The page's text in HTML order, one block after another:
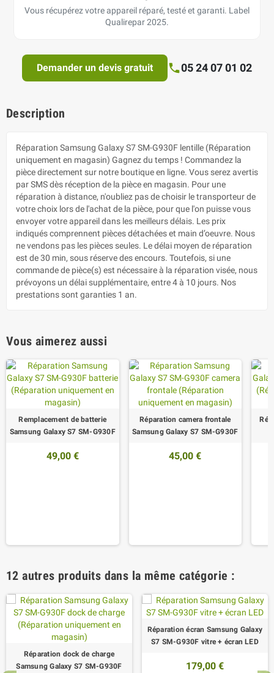
Vous récupérez votre appareil réparé, testé et garanti. Label
Qualirepar 2025.
Demander un devis gratuit 05 24 07 01 02
Description
Réparation Samsung Galaxy S7 SM-G930F lentille (Réparation
uniquement en magasin) Gagnez du temps ! Commandez la
pièce directement sur notre boutique en ligne. Vous serez avertis
par SMS dès réception de la pièce en magasin. Pour une
réparation à distance, n'oubliez pas de choisir le transporteur de
votre choix lors de l'achat de la pièce, pour que l'on puisse vous
envoyer votre appareil dans les meilleurs délais. Les prix
indiqués comprennent pièces détachées et main d’oeuvre. Nous
ne vendons pas les pièces seules. Le délai moyen de réparation
est de 30 min, sous réserve des encours. Toutefois, si une
commande de pièce(s) est nécessaire à la réparation visée, nous
prévoyons un délai supplémentaire, entre 4 à 10 jours. Nos
prestations sont garanties 1 an.
Vous aimerez aussi
Remplacement de batterie
Samsung Galaxy S7 SM-G930F
49,00 €
Réparation camera frontale
Samsung Galaxy S7 SM-G930F
45,00 €
12 autres produits dans la même catégorie :
Réparation dock de charge
Samsung Galaxy S7 SM-G930F
Réparation écran Samsung Galaxy
S7 SM-G930F vitre + écran LED
179,00 €